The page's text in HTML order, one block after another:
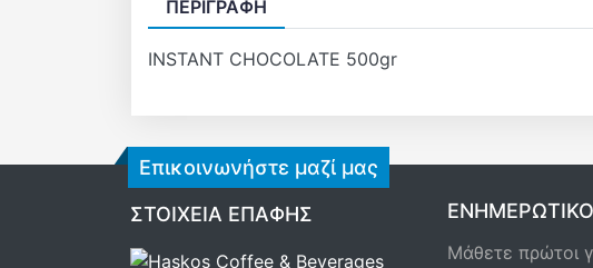
ΠΕΡΙΓΡΑΦΉ
INSTANT CHOCOLATE 500gr
Επικοινωνήστε μαζί μας
ΣΤΟΙΧΕΊΑ ΕΠΑΦΉΣ
Μάθετε πρώτοι